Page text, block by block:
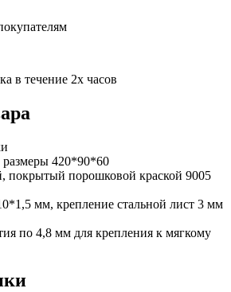
в течение 2х часов
размеры 420*90*60
покрытый порошковой краской 9005
мм, крепление стальной лист 3 мм
по 4,8 мм для крепления к мягкому